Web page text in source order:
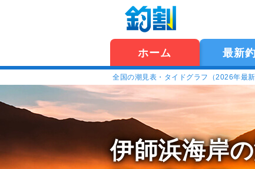
ホーム 最新
全国の潮見表・タイドグラフ（2026年最新
伊師浜海岸